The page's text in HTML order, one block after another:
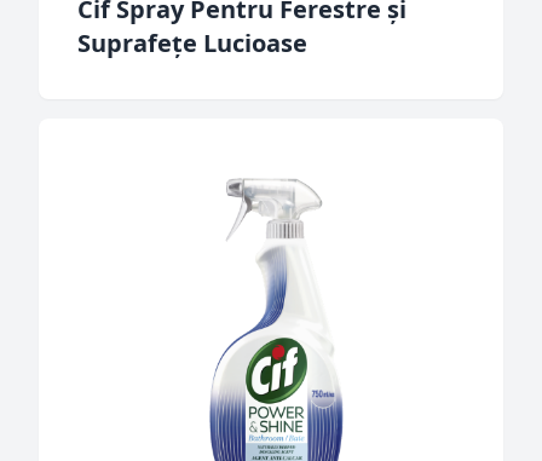
Cif Spray Pentru Ferestre și
Suprafețe Lucioase